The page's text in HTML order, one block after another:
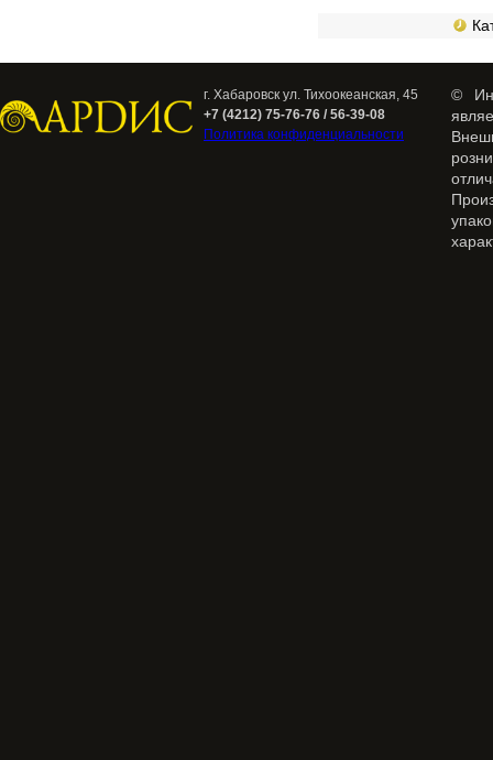
г. Хабаровск ул. Тихоокеанская, 45
+7 (4212) 75-76-76 / 56-39-08
Политика конфиденциальности
©